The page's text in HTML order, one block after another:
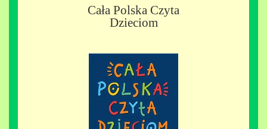
Cała Polska Czyta
Dzieciom